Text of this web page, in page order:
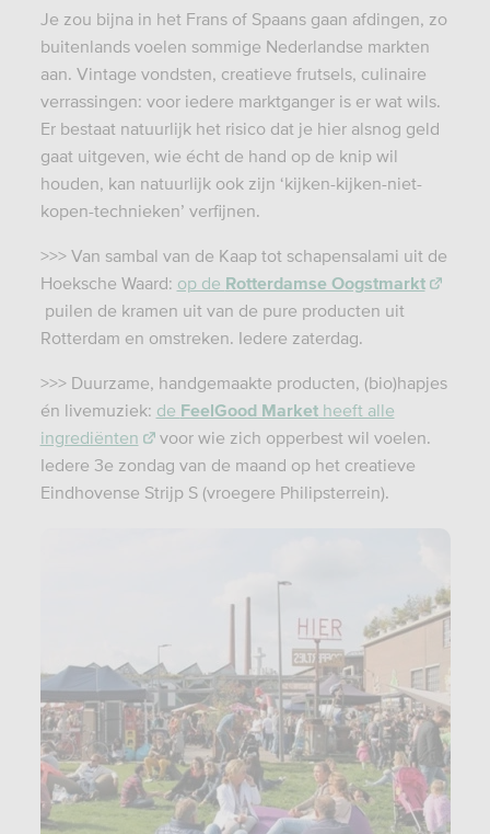
Je zou bijna in het Frans of Spaans gaan afdingen, zo
buitenlands voelen sommige Nederlandse markten
aan. Vintage vondsten, creatieve frutsels, culinaire
verrassingen: voor iedere marktganger is er wat wils.
Er bestaat natuurlijk het risico dat je hier alsnog geld
gaat uitgeven, wie écht de hand op de knip wil
houden, kan natuurlijk ook zijn ‘kijken-kijken-niet-
kopen-technieken’ verfijnen.
>>> Van sambal van de Kaap tot schapensalami uit de
Hoeksche Waard: op de Rotterdamse Oogstmarkt
puilen de kramen uit van de pure producten uit
Rotterdam en omstreken. Iedere zaterdag.
>>> Duurzame, handgemaakte producten, (bio)hapjes
én livemuziek: de FeelGood Marketheeft alle
ingrediënten
voor wie zich opperbest wil voelen.
Iedere 3e zondag van de maand op het creatieve
Eindhovense Strijp S (vroegere Philipsterrein).